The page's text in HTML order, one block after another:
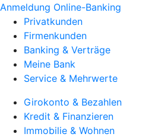
Anmeldung Online-Banking
Privatkunden
Firmenkunden
Banking & Verträge
Meine Bank
Service & Mehrwerte
Girokonto & Bezahlen
Kredit & Finanzieren
Immobilie & Wohnen